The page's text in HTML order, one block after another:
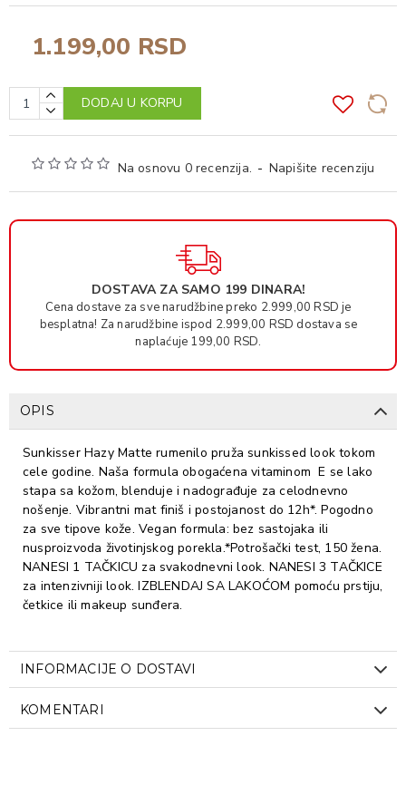
Na osnovu 0 recenzija. - Napišite recenziju
1.199,00 RSD
DODAJ U KORPU
DOSTAVA ZA SAMO 199 DINARA!
Cena dostave za sve narudžbine preko 2.999,00 RSD je
besplatna! Za narudžbine ispod 2.999,00 RSD dostava se
naplaćuje 199,00 RSD.
OPIS
Sunkisser Hazy Matte rumenilo pruža sunkissed look tokom
cele godine. Naša formula obogaćena vitaminom E se lako
stapa sa kožom, blenduje i nadograđuje za celodnevno
nošenje. Vibrantni mat finiš i postojanost do 12h*. Pogodno
za sve tipove kože. Vegan formula: bez sastojaka ili
nusproizvoda životinjskog porekla.*Potrošački test, 150 žena.
NANESI 1 TAČKICU za svakodnevni look. NANESI 3 TAČKICE
za intenzivniji look. IZBLENDAJ SA LAKOĆOM pomoću prstiju,
četkice ili makeup sunđera.
INFORMACIJE O DOSTAVI
KOMENTARI